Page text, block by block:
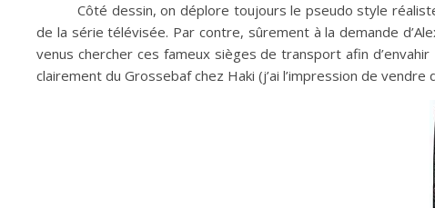
Côté dessin, on déplore toujours le pseudo style
de la série télévisée. Par contre, sûrement à la demande
venus chercher ces fameux sièges de transport afin
clairement du Grossebaf chez Haki (j’ai l’impression de